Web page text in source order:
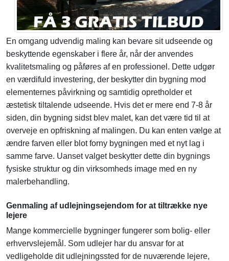
En omgang udvendig maling kan bevare sit udseende og
beskyttende egenskaber i flere år, når der anvendes
kvalitetsmaling og påføres af en professionel. Dette udgør
en værdifuld investering, der beskytter din bygning mod
elementernes påvirkning og samtidig opretholder et
æstetisk tiltalende udseende. Hvis det er mere end 7-8 år
siden, din bygning sidst blev malet, kan det være tid til at
overveje en opfriskning af malingen. Du kan enten vælge at
ændre farven eller blot forny bygningen med et nyt lag i
samme farve. Uanset valget beskytter dette din bygnings
fysiske struktur og din virksomheds image med en ny
malerbehandling.
Genmaling af udlejningsejendom for at tiltrække nye
lejere
Mange kommercielle bygninger fungerer som bolig- eller
erhvervslejemål. Som udlejer har du ansvar for at
vedligeholde dit udlejningssted for de nuværende lejere,